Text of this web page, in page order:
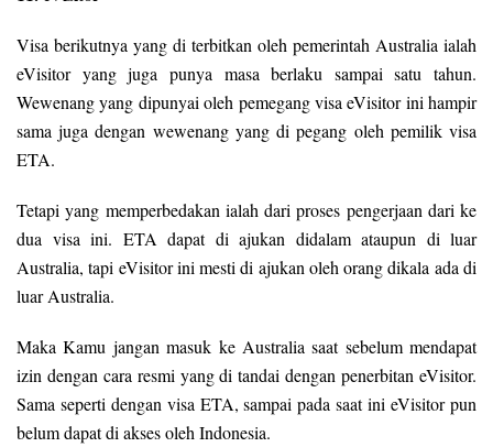
Visa berikutnya yang di terbitkan oleh pemerintah Australia ialah
eVisitor yang juga punya masa berlaku sampai satu tahun.
Wewenang yang dipunyai oleh pemegang visa eVisitor ini hampir
sama juga dengan wewenang yang di pegang oleh pemilik visa
ETA.
Tetapi yang memperbedakan ialah dari proses pengerjaan dari ke
dua visa ini. ETA dapat di ajukan didalam ataupun di luar
Australia, tapi eVisitor ini mesti di ajukan oleh orang dikala ada di
luar Australia.
Maka Kamu jangan masuk ke Australia saat sebelum mendapat
izin dengan cara resmi yang di tandai dengan penerbitan eVisitor.
Sama seperti dengan visa ETA, sampai pada saat ini eVisitor pun
belum dapat di akses oleh Indonesia.